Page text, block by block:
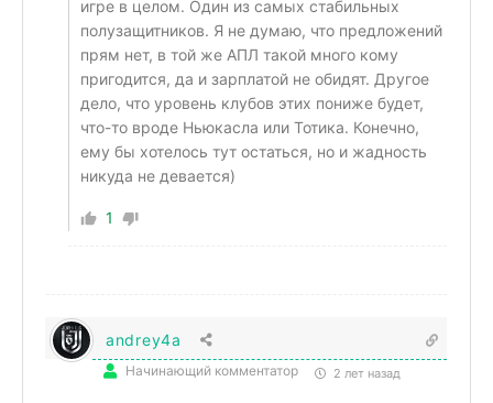
игре в целом. Один из самых стабильных
полузащитников. Я не думаю, что предложений
прям нет, в той же АПЛ такой много кому
пригодится, да и зарплатой не обидят. Другое
дело, что уровень клубов этих пониже будет,
что-то вроде Ньюкасла или Тотика. Конечно,
ему бы хотелось тут остаться, но и жадность
никуда не девается)
1
andrey4a
Начинающий комментатор 2 лет назад